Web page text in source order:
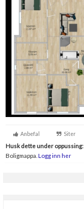
Anbefal Siter
Husk dette under oppussing:
Boligmappa. Logg inn her